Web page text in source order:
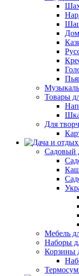
Товары
Для
Садовый
Мебель
Наборы
Корзины